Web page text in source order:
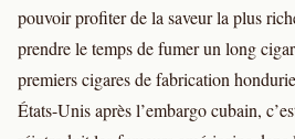
pouvoir profiter de la saveur la plus
prendre le temps de fumer un long
premiers cigares de fabrication
États-Unis après l’embargo cubain,